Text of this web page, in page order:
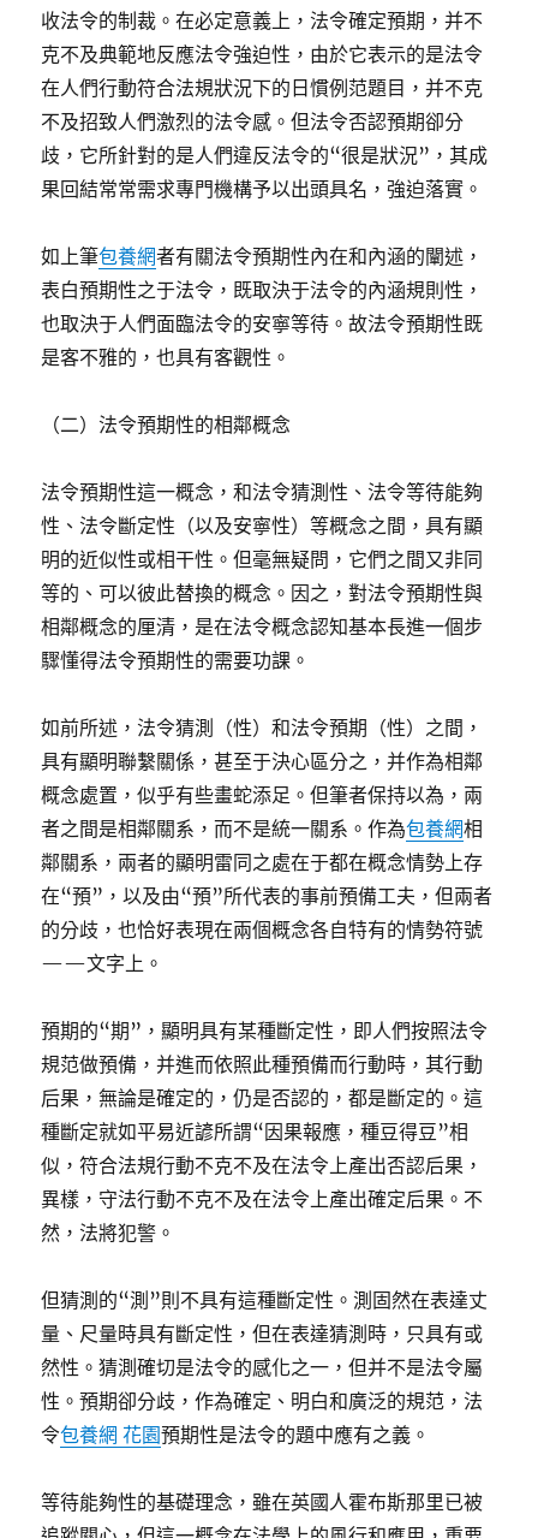
收法令的制裁。在必定意義上，法令確定預期，并不
克不及典範地反應法令強迫性，由於它表示的是法令
在人們行動符合法規狀況下的日慣例范題目，并不克
不及招致人們激烈的法令感。但法令否認預期卻分
歧，它所針對的是人們違反法令的“很是狀況”，其成
果回結常常需求專門機構予以出頭具名，強迫落實。
如上筆包養網者有關法令預期性內在和內涵的闡述，
表白預期性之于法令，既取決于法令的內涵規則性，
也取決于人們面臨法令的安寧等待。故法令預期性既
是客不雅的，也具有客觀性。
（二）法令預期性的相鄰概念
法令預期性這一概念，和法令猜測性、法令等待能夠
性、法令斷定性（以及安寧性）等概念之間，具有顯
明的近似性或相干性。但毫無疑問，它們之間又非同
等的、可以彼此替換的概念。因之，對法令預期性與
相鄰概念的厘清，是在法令概念認知基本長進一個步
驟懂得法令預期性的需要功課。
如前所述，法令猜測（性）和法令預期（性）之間，
具有顯明聯繫關係，甚至于決心區分之，并作為相鄰
概念處置，似乎有些畫蛇添足。但筆者保持以為，兩
者之間是相鄰關系，而不是統一關系。作為包養網相
鄰關系，兩者的顯明雷同之處在于都在概念情勢上存
在“預”，以及由“預”所代表的事前預備工夫，但兩者
的分歧，也恰好表現在兩個概念各自特有的情勢符號
——文字上。
預期的“期”，顯明具有某種斷定性，即人們按照法令
規范做預備，并進而依照此種預備而行動時，其行動
后果，無論是確定的，仍是否認的，都是斷定的。這
種斷定就如平易近諺所謂“因果報應，種豆得豆”相
似，符合法規行動不克不及在法令上產出否認后果，
異樣，守法行動不克不及在法令上產出確定后果。不
然，法將犯警。
但猜測的“測”則不具有這種斷定性。測固然在表達丈
量、尺量時具有斷定性，但在表達猜測時，只具有或
然性。猜測確切是法令的感化之一，但并不是法令屬
性。預期卻分歧，作為確定、明白和廣泛的規范，法
令包養網 花園預期性是法令的題中應有之義。
等待能夠性的基礎理念，雖在英國人霍布斯那里已被